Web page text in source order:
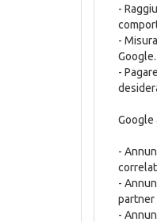
-
-
Google.
-
Google
-
-
partner
-